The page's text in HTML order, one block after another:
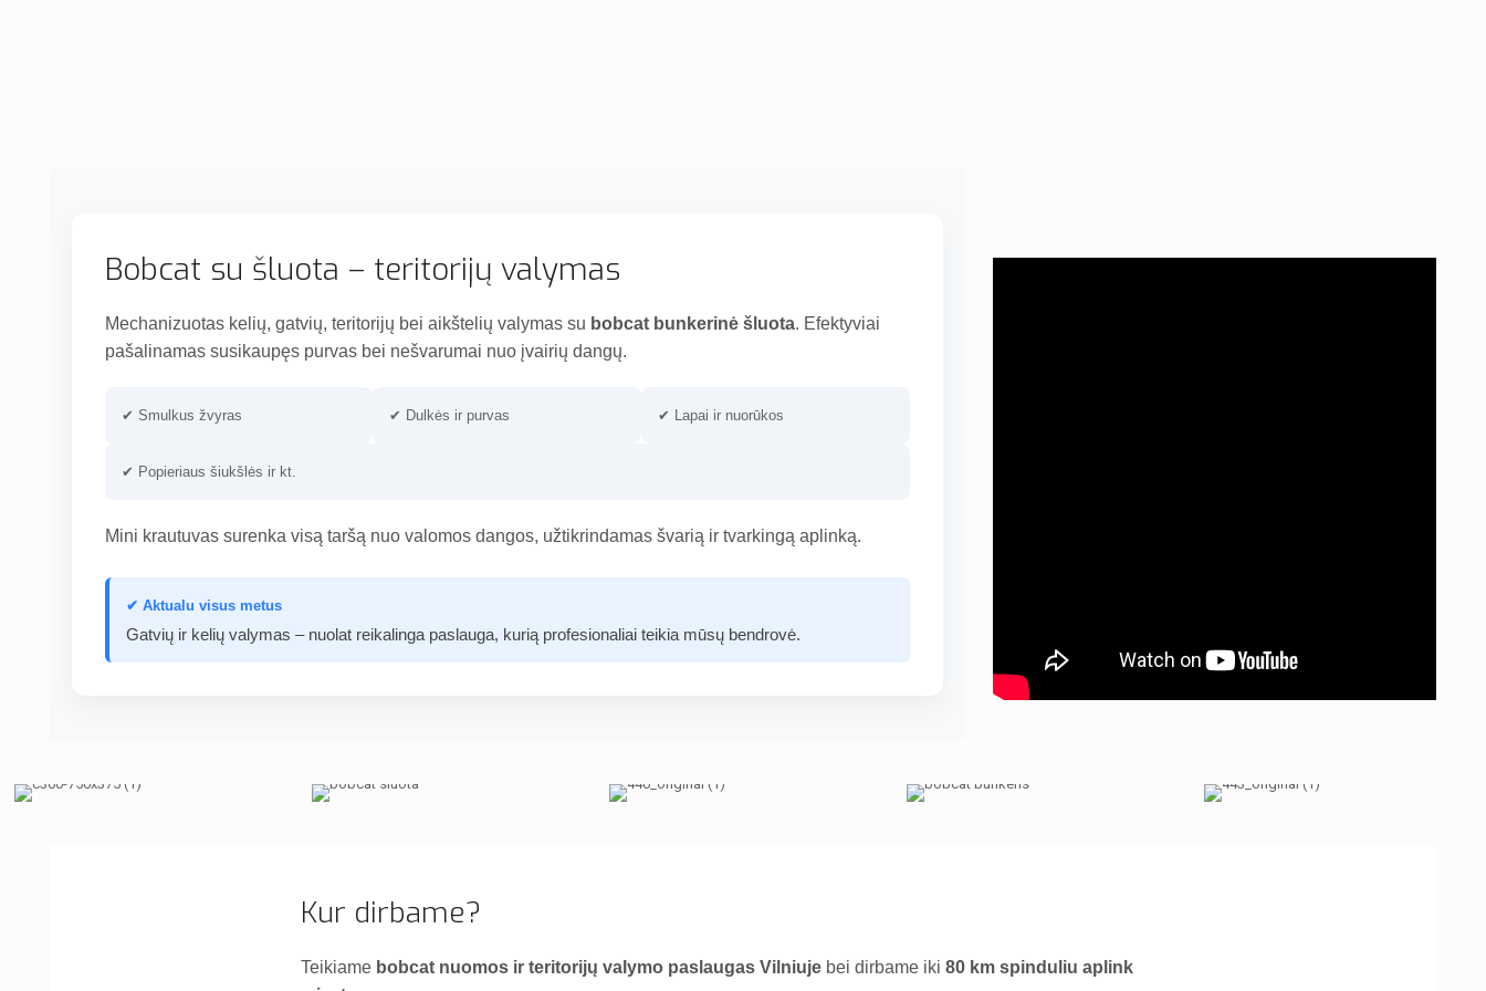
Bobcat su šluota – teritorijų valymas
Mechanizuotas kelių, gatvių, teritorijų bei aikštelių valymas su bobcat bunkerinė šluota. Efektyviai
pašalinamas susikaupęs purvas bei nešvarumai nuo įvairių dangų.
✔ Smulkus žvyras ✔ Dulkės ir purvas ✔ Lapai ir nuorūkos
✔ Popieriaus šiukšlės ir kt.
Mini krautuvas surenka visą taršą nuo valomos dangos, užtikrindamas švarią ir tvarkingą aplinką.
✔ Aktualu visus metus
Gatvių ir kelių valymas – nuolat reikalinga paslauga, kurią profesionaliai teikia mūsų bendrovė.
Kur dirbame?
Teikiame bobcat nuomos ir teritorijų valymo paslaugas Vilniujebei dirbame iki 80 km spinduliu aplink